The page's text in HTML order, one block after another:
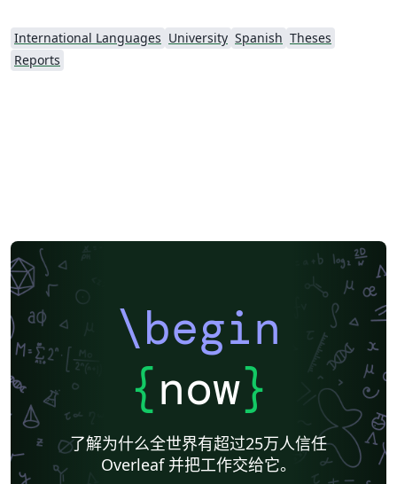
International Languages University Spanish Theses
Reports
\begin
{now}
了解为什么全世界有超过25万人信任
Overleaf 并把工作交给它。